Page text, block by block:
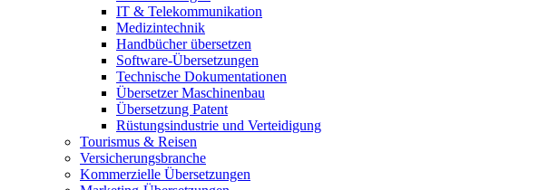
IT & Telekommunikation
Medizintechnik
Handbücher übersetzen
Software-Übersetzungen
Technische Dokumentationen
Übersetzer Maschinenbau
Übersetzung Patent
Rüstungsindustrie und Verteidigung
Tourismus & Reisen
Versicherungsbranche
Kommerzielle Übersetzungen